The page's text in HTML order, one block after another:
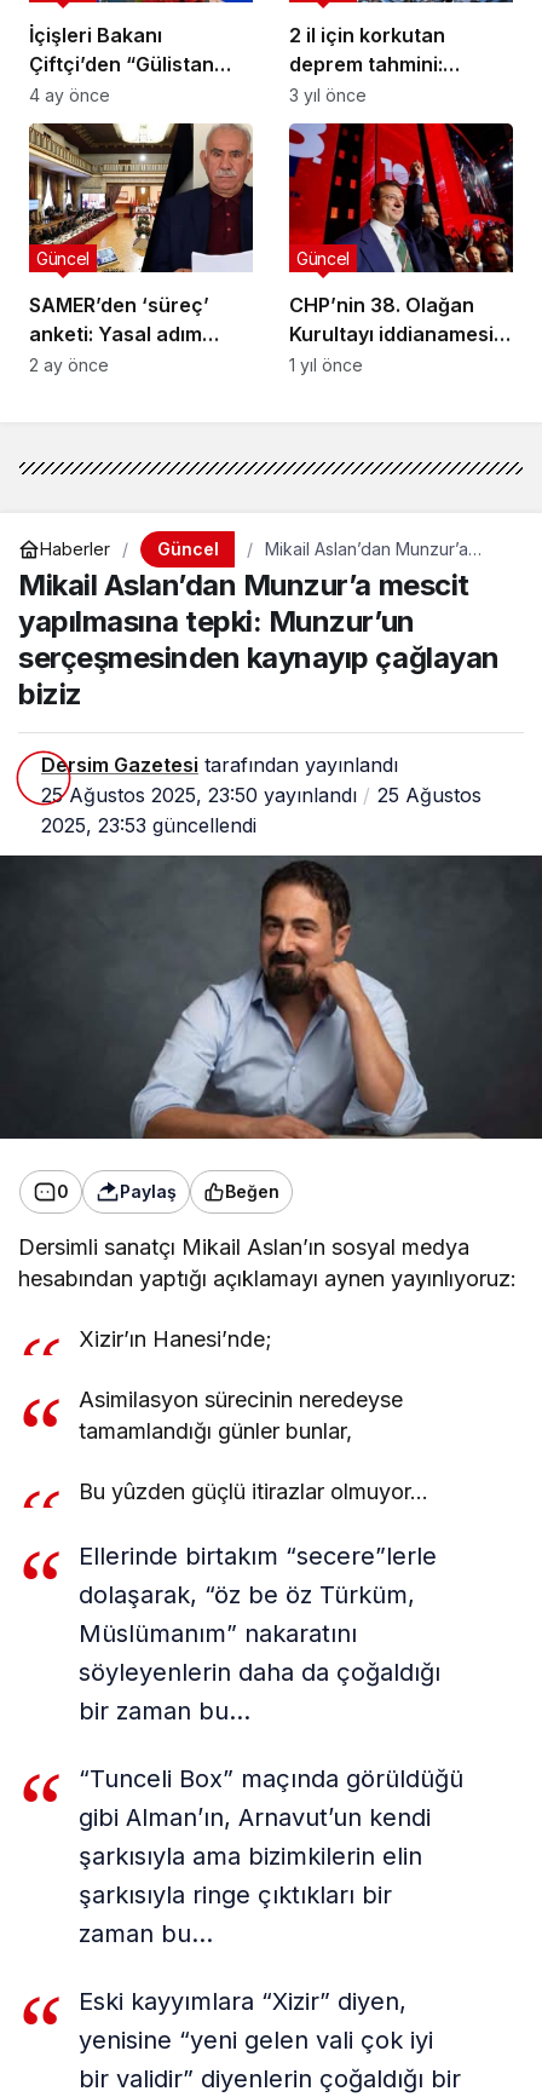
İçişleri Bakanı
Çiftçi’den “Gülistan
Doku dosyası”
açıklaması: Tek
hedefimiz somut
gerçeğin ortaya
çıkarılması
4 ay önce
2 il için korkutan
deprem tahmini:
Deprem şehrin yüzde
60-70’ini bırakmaz
3 yıl önce
SAMER’den ‘süreç’
anketi: Yasal adım
beklentisi yüksek
Güncel
2 ay önce
CHP’nin 38. Olağan
Kurultayı iddianamesi,
nöbetçi ağır ceza
Güncel
1 yıl önce
Haberler Güncel
Mikail Aslan’dan Munzur’a
mescit yapılmasına tepki:
Munzur’un serçeşmesinden
kaynayıp çağlayan biziz
Mikail Aslan’dan Munzur’a mescit
yapılmasına tepki: Munzur’un
serçeşmesinden kaynayıp çağlayan
biziz
Dersim Gazetesi tarafından yayınlandı
25 Ağustos 2025, 23:50 yayınlandı
25 Ağustos
2025, 23:53 güncellendi
0 Paylaş Beğen
Dersimli sanatçı Mikail Aslan’ın sosyal medya
hesabından yaptığı açıklamayı aynen yayınlıyoruz:
Xizir’ın Hanesi’nde;
Asimilasyon sürecinin neredeyse
tamamlandığı günler bunlar,
Bu yûzden güçlü itirazlar olmuyor…
Ellerinde birtakım “secere”lerle
dolaşarak, “öz be öz Türküm,
Müslümanım” nakaratını
söyleyenlerin daha da çoğaldığı
bir zaman bu…
“Tunceli Box” maçında görüldüğü
gibi Alman’ın, Arnavut’un kendi
şarkısıyla ama bizimkilerin elin
şarkısıyla ringe çıktıkları bir
zaman bu…
Eski kayyımlara “Xizir” diyen,
yenisine “yeni gelen vali çok iyi
bir validir” diyenlerin çoğaldığı bir